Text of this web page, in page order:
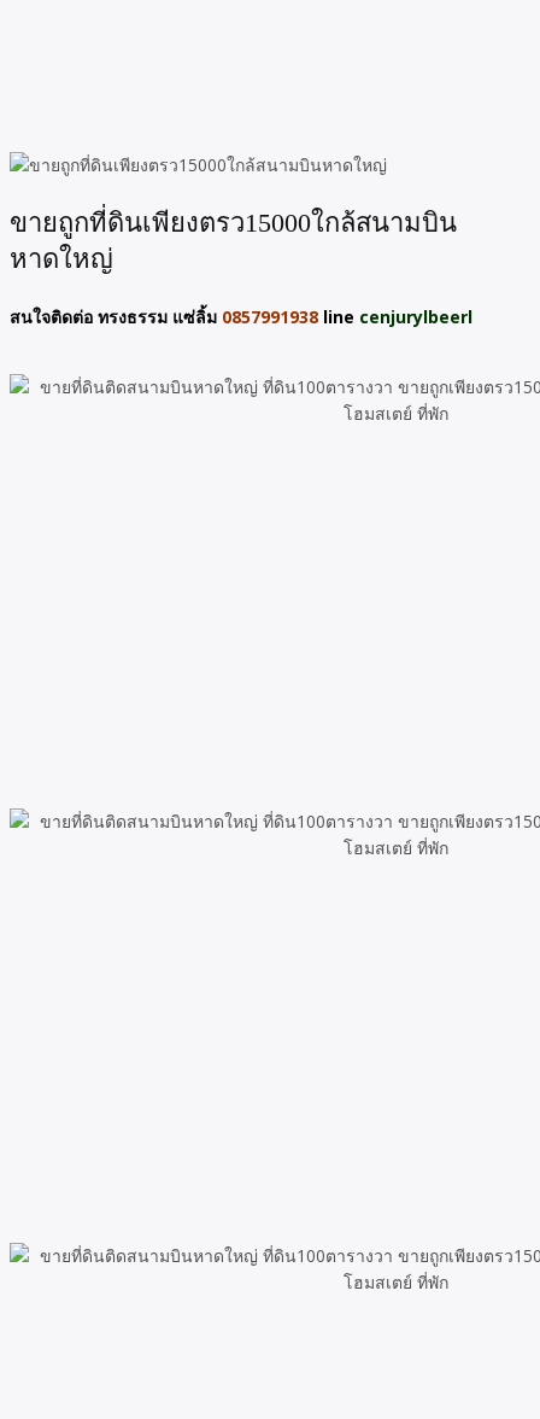
ขายถูกที่ดินเพียงตรว15000ใกล้สนามบิน
หาดใหญ่
สนใจติดต่อ ทรงธรรม แซ่ลิ้ม 0857991938 line cenjurylbeerl